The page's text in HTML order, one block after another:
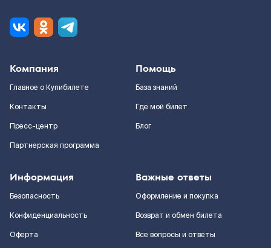
Компания
Главное о Купибилете
Контакты
Пресс-центр
Партнерская программа
Помощь
База знаний
Где мой билет
Блог
Информация
Безопасность
Конфиденциальность
Оферта
Важные ответы
Оформление и покупка
Возврат и обмен билета
Все вопросы и ответы